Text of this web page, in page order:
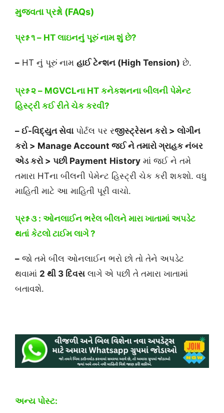
મુજવતા પ્રશ્નો (FAQs)
પ્રશ્ન ૧ – HT લાઇનનું પૂરું નામ શું છે?
– HT નું પૂરું નામ હાઈ ટેન્શન (High Tension) છે.
પ્રશ્ન ૨ – MGVCLના HT કનેકશનના બીલની પેમેન્ટ
હિસ્ટ્રી કઈરીતે ચેક કરવી?
– ઈ-વિદ્યુત સેવાપોર્ટલ પર રજીસ્ટ્રેસન કરો > લોગીન
કરો > Manage Account જઈ ને તમારો ગ્રાહક નંબર
એડ કરો > પછી Payment History માં જઈ ને તમે
તમારા HTના બીલની પેમેન્ટ હિસ્ટ્રી ચેક કરી શકશો. વધુ
માહિતી માટે આ માહિતી પૂરી વાચો.
પ્રશ્ન ૩ : ઓનલાઈન ભરેલ બીલને મારા ખાતામાં અપડેટ
થતાં કેટલો ટાઈમ લાગે ?
– જો તમે બીલ ઓનલાઈન ભરો છો તો તેને અપડેટ
થવામાં 2 થી 3 દિવસ લાગે એ પછી તે તમારા ખાતામાં
બતાવશે.
અન્ય પોસ્ટ: